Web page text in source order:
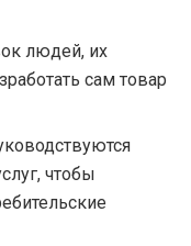
людей, их
сам товар
чтобы